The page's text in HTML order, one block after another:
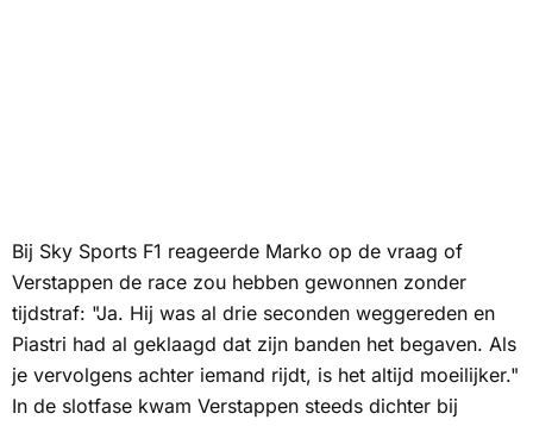
Bij Sky Sports F1 reageerde Marko op de vraag of
Verstappen de race zou hebben gewonnen zonder
tijdstraf: "Ja. Hij was al drie seconden weggereden en
Piastri had al geklaagd dat zijn banden het begaven. Als
je vervolgens achter iemand rijdt, is het altijd moeilijker."
In de slotfase kwam Verstappen steeds dichter bij